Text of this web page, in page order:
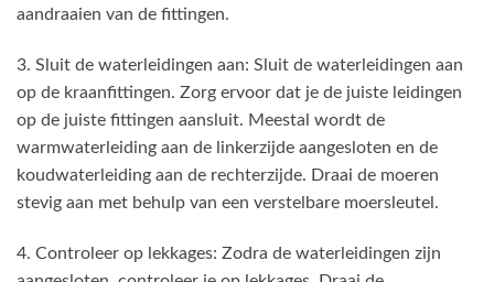
aandraaien van de fittingen.
3. Sluit de waterleidingen aan: Sluit de waterleidingen aan
op de kraanfittingen. Zorg ervoor dat je de juiste leidingen
op de juiste fittingen aansluit. Meestal wordt de
warmwaterleiding aan de linkerzijde aangesloten en de
koudwaterleiding aan de rechterzijde. Draai de moeren
stevig aan met behulp van een verstelbare moersleutel.
4. Controleer op lekkages: Zodra de waterleidingen zijn